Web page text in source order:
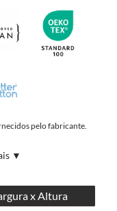
pelo fabricante.
▼
x Altura